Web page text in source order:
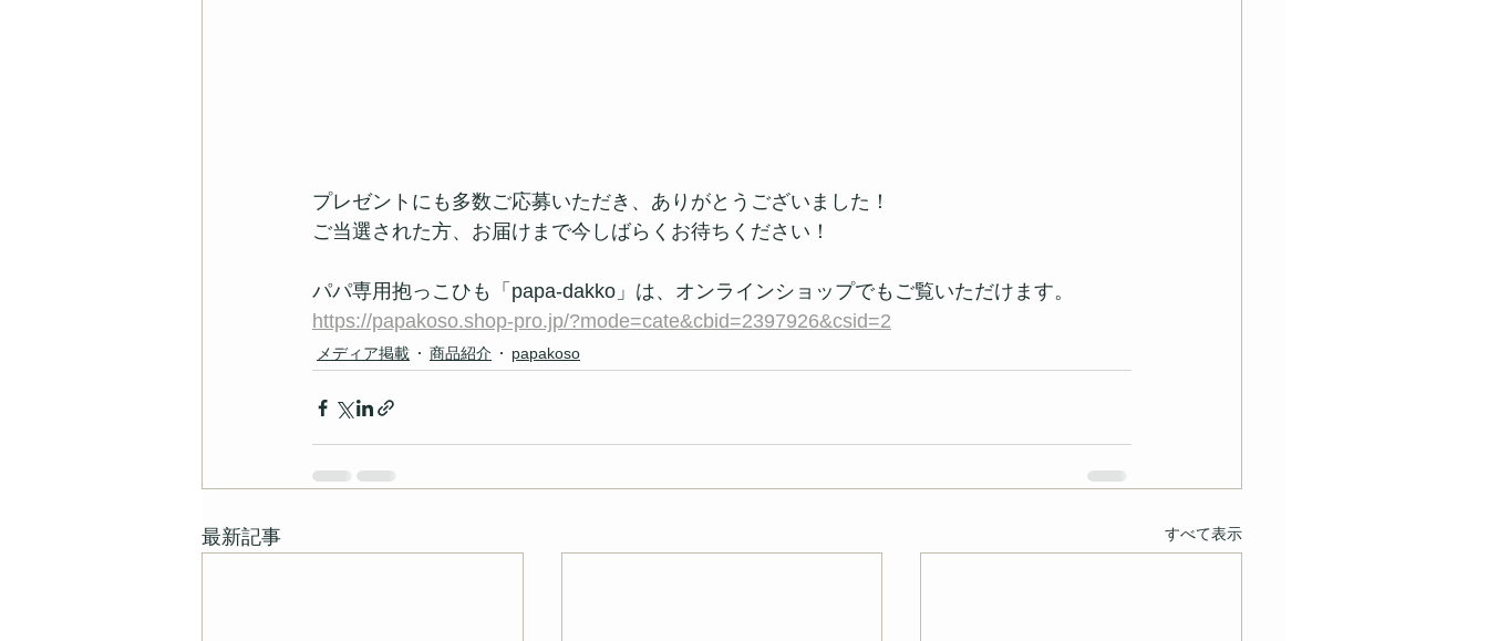
プレゼントにも多数ご応募いただき、ありがとうございました！
ご当選された方、お届けまで今しばらくお待ちください！
パパ専用抱っこひも「papa-dakko」は、オンラインショップでもご覧いただけます。
https://papakoso.shop-pro.jp/?mode=cate&cbid=2397926&csid=2
メディア掲載 商品紹介 papakoso
最新記事 すべて表示